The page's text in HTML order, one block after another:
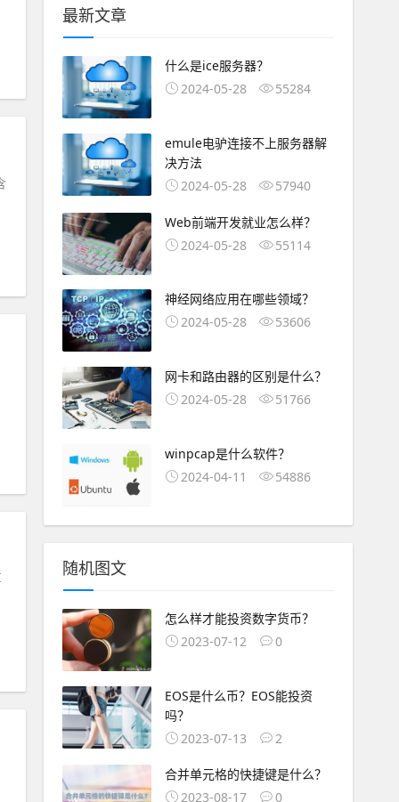
最新文章
什么是ice服务器？
2024-05-28
55284
emule电驴连接不上服务器解
决方法
2024-05-28
57940
Web前端开发就业怎么样？
2024-05-28
55114
神经网络应用在哪些领域？
2024-05-28
53606
网卡和路由器的区别是什么？
2024-05-28
51766
winpcap是什么软件？
2024-04-11
54886
随机图文
怎么样才能投资数字货币？
2023-07-12
0
EOS是什么币？EOS能投资
吗？
2023-07-13
2
合并单元格的快捷键是什么？
2023-08-17
0